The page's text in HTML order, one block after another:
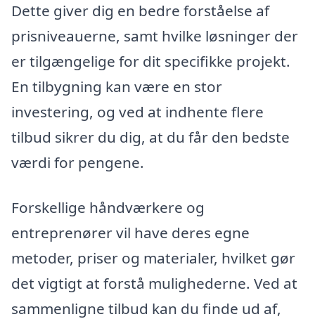
Dette giver dig en bedre forståelse af
prisniveauerne, samt hvilke løsninger der
er tilgængelige for dit specifikke projekt.
En tilbygning kan være en stor
investering, og ved at indhente flere
tilbud sikrer du dig, at du får den bedste
værdi for pengene.
Forskellige håndværkere og
entreprenører vil have deres egne
metoder, priser og materialer, hvilket gør
det vigtigt at forstå mulighederne. Ved at
sammenligne tilbud kan du finde ud af,